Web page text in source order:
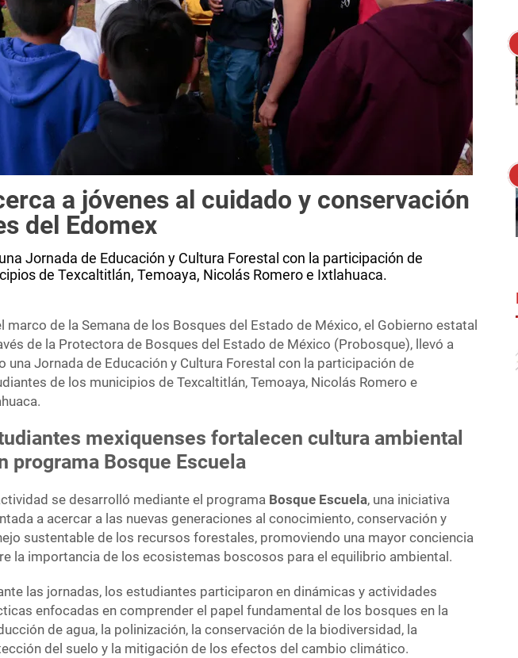
a jóvenes al cuidado y conservación
del Edomex
Jornada de Educación y Cultura Forestal con la participación de
de Texcaltitlán, Temoaya, Nicolás Romero e Ixtlahuaca.
marco de la Semana de los Bosques del Estado de México, el Gobierno estatal
de la Protectora de Bosques del Estado de México (Probosque), llevó a
una Jornada de Educación y Cultura Forestal con la participación de
de los municipios de Texcaltitlán, Temoaya, Nicolás Romero e
mexiquenses fortalecen cultura ambiental
programa Bosque Escuela
se desarrolló mediante el programa Bosque Escuela, una iniciativa
a acercar a las nuevas generaciones al conocimiento, conservación y
sustentable de los recursos forestales, promoviendo una mayor conciencia
la importancia de los ecosistemas boscosos para el equilibrio ambiental.
las jornadas, los estudiantes participaron en dinámicas y actividades
enfocadas en comprender el papel fundamental de los bosques en la
de agua, la polinización, la conservación de la biodiversidad, la
del suelo y la mitigación de los efectos del cambio climático.